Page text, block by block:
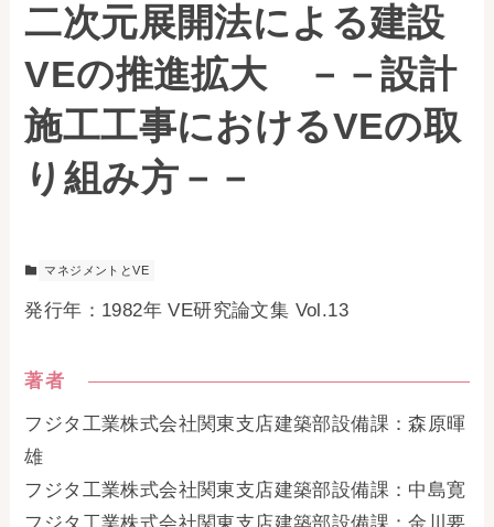
アクセス
03-5430-4488
二次元展開法による建設
VEの推進拡大 －－設計
施工工事におけるVEの取
り組み方－－
マネジメントとVE
発行年：1982年 VE研究論文集 Vol.13
著者
フジタ工業株式会社関東支店建築部設備課：森原暉
雄
フジタ工業株式会社関東支店建築部設備課：中島寛